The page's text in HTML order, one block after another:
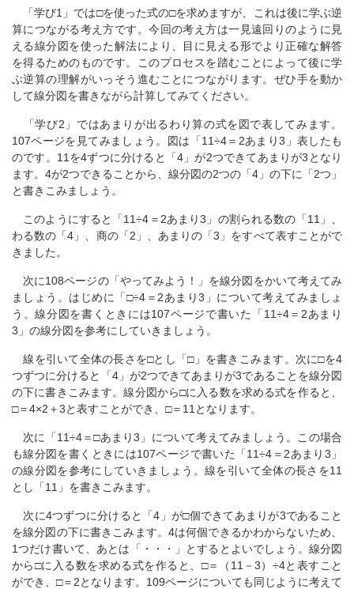
「学び1」では□を使った式の□を求めますが、これは後に学ぶ逆
算につながる考え方です。今回の考え方は一見遠回りのように見
える線分図を使った解法により、目に見える形でより正確な解答
を得るためのものです。このプロセスを踏むことによって後に学
ぶ逆算の理解がいっそう進むことにつながります。ぜひ手を動か
して線分図を書きながら計算してみてください。
「学び2」ではあまりが出るわり算の式を図で表してみます。
107ページを見てみましょう。図は「11÷4＝2あまり3」表したも
のです。11を4ずつに分けると「4」が2つできてあまりが3となり
ます。4が2つできることから、線分図の2つの「4」の下に「2つ」
と書きこみましょう。
このようにすると「11÷4＝2あまり3」の割られる数の「11」、
わる数の「4」、商の「2」、あまりの「3」をすべて表すことがで
きました。
次に108ページの「やってみよう！」を線分図をかいて考えてみ
ましょう。はじめに「□÷4＝2あまり3」について考えてみましょ
う。線分図を書くときには107ページで書いた「11÷4＝2あまり
3」の線分図を参考にしていきましょう。
線を引いて全体の長さを□とし「□」を書きこみます。次に□を4
つずつに分けると「4」が2つできてあまりが3であることを線分図
の下に書きこみます。線分図から□に入る数を求める式を作ると、
□＝4×2＋3と表すことができ、□＝11となります。
次に「11÷4＝□あまり3」について考えてみましょう。この場合
も線分図を書くときには107ページで書いた「11÷4＝2あまり3」
の線分図を参考にしていきましょう。線を引いて全体の長さを11
とし「11」を書きこみます。
次に4つずつに分けると「4」が□個できてあまりが3であること
を線分図の下に書きこみます。4は何個できるかわからないため、
1つだけ書いて、あとは「・・・」とするとよいでしょう。線分図
から□に入る数を求める式を作ると、□＝（11－3）÷4と表すこと
ができ、□＝2となります。109ページについても同じように考えて